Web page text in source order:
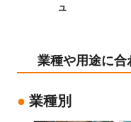
ュ
業種や用途に合
業種別